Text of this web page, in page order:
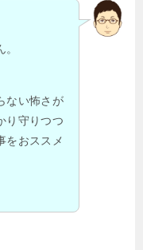
ない怖さが
り守りつつ
をおススメ